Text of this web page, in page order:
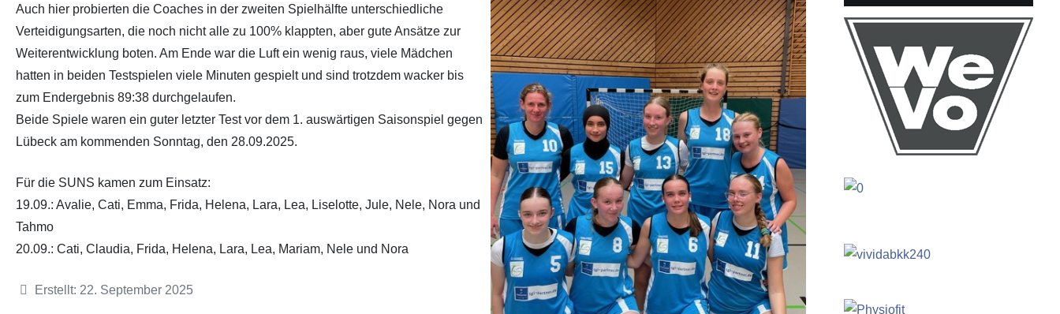
Auch hier probierten die Coaches in der zweiten Spielhälfte unterschiedliche
Verteidigungsarten, die noch nicht alle zu 100% klappten, aber gute Ansätze zur
Weiterentwicklung boten. Am Ende war die Luft ein wenig raus, viele Mädchen
hatten in beiden Testspielen viele Minuten gespielt und sind trotzdem wacker bis
zum Endergebnis 89:38 durchgelaufen.
Beide Spiele waren ein guter letzter Test vor dem 1. auswärtigen Saisonspiel gegen
Lübeck am kommenden Sonntag, den 28.09.2025.
Für die SUNS kamen zum Einsatz:
19.09.: Avalie, Cati, Emma, Frida, Helena, Lara, Lea, Liselotte, Jule, Nele, Nora und
Tahmo
20.09.: Cati, Claudia, Frida, Helena, Lara, Lea, Mariam, Nele und Nora
Details
Erstellt: 22. September 2025